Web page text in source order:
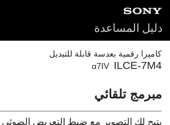
دليل المساعدة
كاميرا رقمية بعدسة قابلة للتبديل
ILCE-7M4
α7IV
مبرمج تلقائي
يتيح لك التصوير مع ضبط التعريض